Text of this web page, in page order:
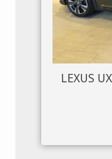
LEXUS